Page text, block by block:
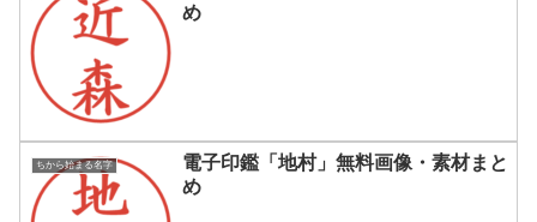
め
ちから始まる名字
電子印鑑「地村」無料画像・素材まと
め